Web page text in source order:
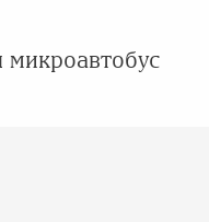
микроавтобус